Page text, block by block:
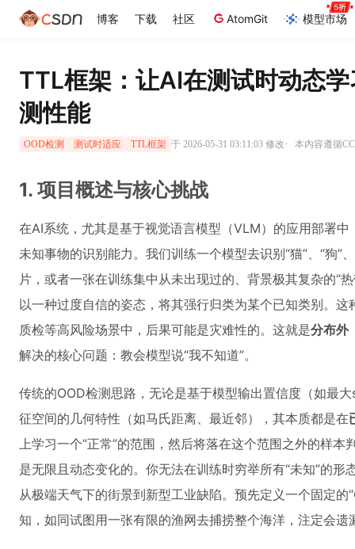
博客 下载 社区 AtomGit 模型市场
TTL框架：让AI在测试时动态
测性能
OOD检测 测试时适应 TTL框架 于 2026-05-31 03:11:03 修改· 本内容遵循
1. 项目概述与核心挑战
在AI系统，尤其是基于视觉语言模型（VLM）的应用部署中
未知事物的识别能力。我们训练一个模型去识别“猫”、“狗”
片，或者一张在训练集中从未出现过的、背景极其复杂的“
以一种过度自信的姿态，将其强行归类为某个已知类别。
质检等高风险场景中，后果可能是灾难性的。这就是分布
解决的核心问题：教会模型说“我不知道”。
传统的OOD检测思路，无论是基于模型输出置信度（如最
征空间的几何特性（如马氏距离、最近邻），其本质都是在
上学习一个“正常”的范围，然后将落在这个范围之外的样
是无限且动态变化的。你无法在训练时穷举所有“未知”的
从极端天气下的街景到新型工业缺陷。预先定义一个固定的
知，如同试图用一张有限的渔网去捕捞整个海洋，注定会遗